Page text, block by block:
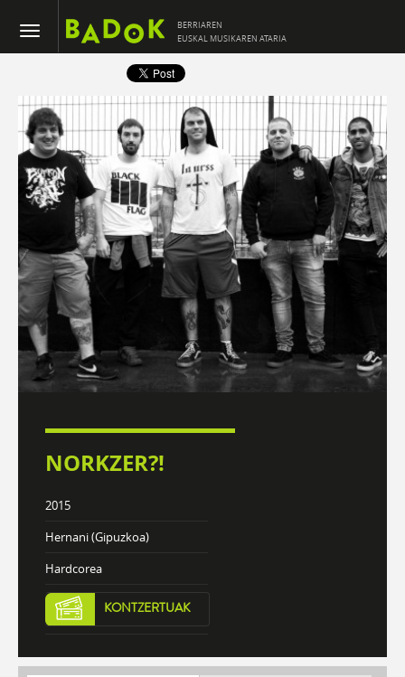
BERRIAREN
EUSKAL MUSIKAREN ATARIA
NORKZER?!
2015
Hernani (Gipuzkoa)
Hardcorea
KONTZERTUAK